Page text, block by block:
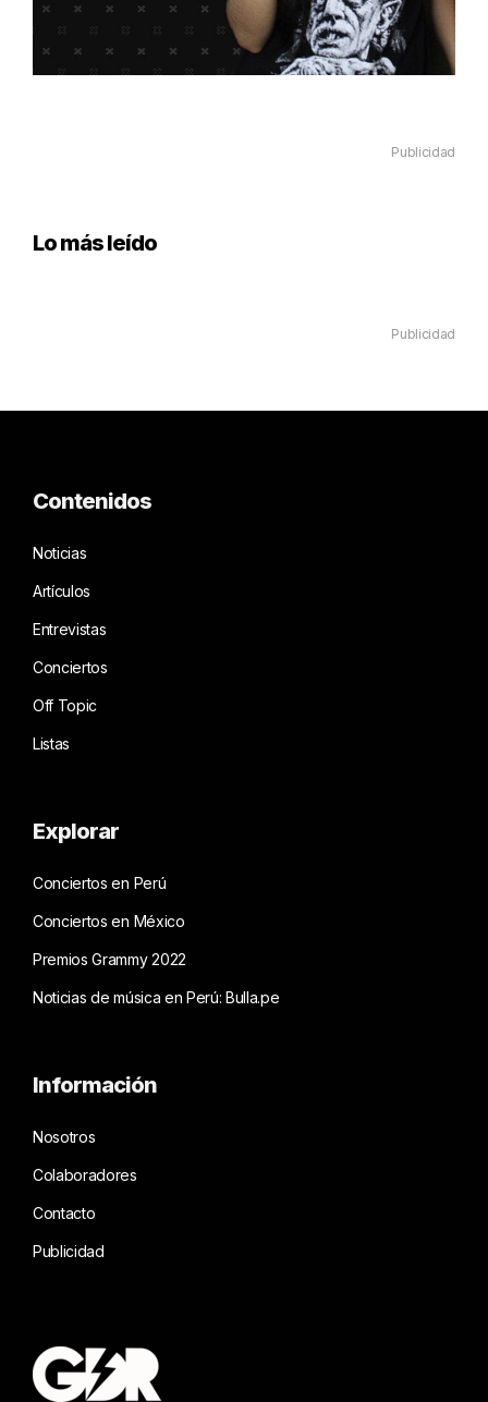
Publicidad
Lo más leído
Publicidad
Contenidos
Noticias
Artículos
Entrevistas
Conciertos
Off Topic
Listas
Explorar
Conciertos en Perú
Conciertos en México
Premios Grammy 2022
Noticias de música en Perú: Bulla.pe
Información
Nosotros
Colaboradores
Contacto
Publicidad